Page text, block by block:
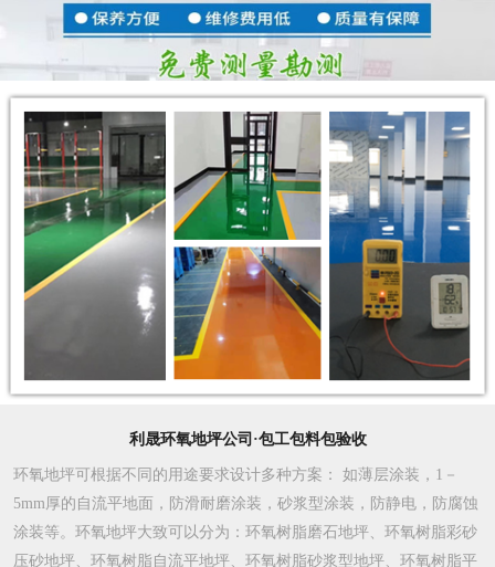
利晟环氧地坪公司·包工包料包验收
环氧地坪可根据不同的用途要求设计多种方案 ： 如薄层涂装，1－
5mm厚的自流平地面，防滑耐磨涂装，砂浆型涂装，防静电，防腐蚀
涂装等。环氧地坪大致可以分为：环氧树脂磨石地坪、环氧树脂彩砂
压砂地坪、环氧树脂自流平地坪、环氧树脂砂浆型地坪、环氧树脂平